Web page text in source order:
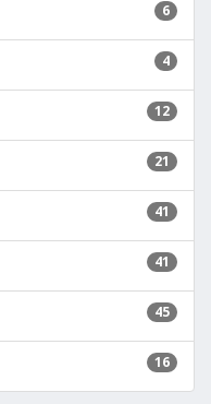
6
4
12
21
41
41
45
16